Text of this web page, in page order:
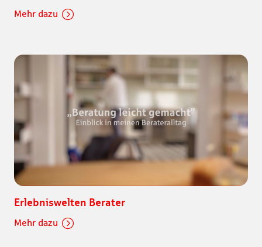
Mehr dazu
Erlebniswelten Berater
Mehr dazu